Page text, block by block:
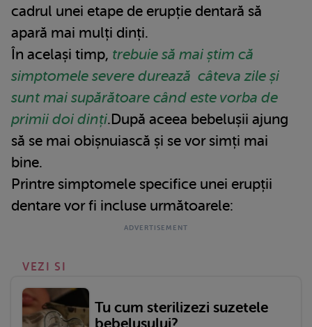
cadrul unei etape de erupție dentară să
apară mai mulți dinți.
În același timp, trebuie să mai știm că
simptomele severe durează câteva zile și
sunt mai supărătoare când este vorba de
primii doi dinți.După aceea bebelușii ajung
să se mai obișnuiască și se vor simți mai
bine.
Printre simptomele specifice unei erupții
dentare vor fi incluse următoarele:
VEZI SI
Tu cum sterilizezi suzetele
bebelușului?